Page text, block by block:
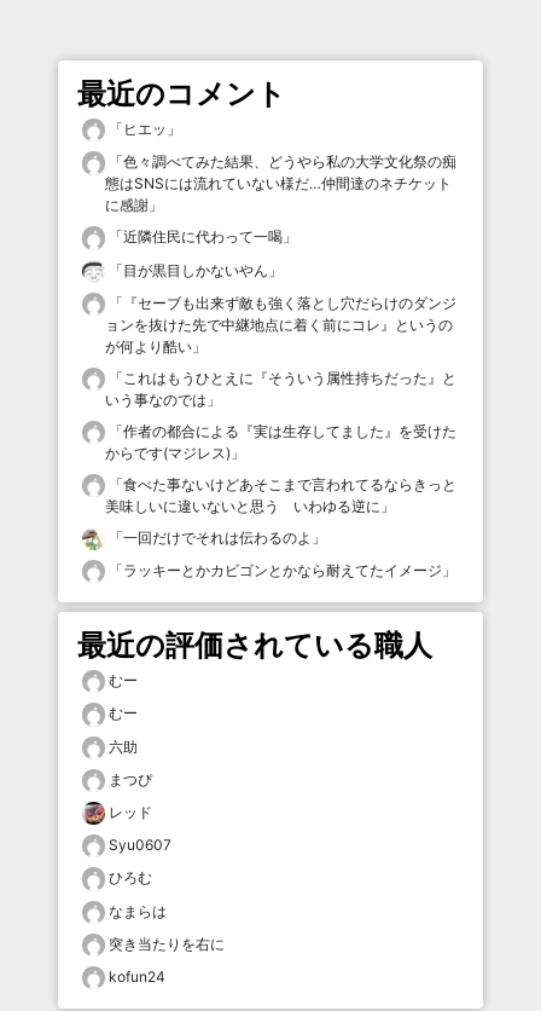
最近のコメント
「 ヒエッ 」
「色々調べてみた結果、どうやら私の大学文化祭の痴
態はSNSには流れていない様だ…仲間達のネチケット
に感謝 」
「近隣住民に代わって一喝 」
「目が黒目しかないやん 」
「 『セーブも出来ず敵も強く落とし穴だらけのダンジ
ョンを抜けた先で中継地点に着く前にコレ』というの
が何より酷い 」
「 これはもうひとえに『そういう属性持ちだった』と
いう事なのでは 」
「作者の都合による『実は生存してました』を受けた
からです(マジレス) 」
「食べた事ないけどあそこまで言われてるならきっと
美味しいに違いないと思う いわゆる逆に 」
「一回だけでそれは伝わるのよ 」
「ラッキーとかカビゴンとかなら耐えてたイメージ 」
最近の評価されている職人
むー
むー
六助
まつぴ
レッド
Syu0607
ひろむ
なまらは
突き当たりを右に
kofun24